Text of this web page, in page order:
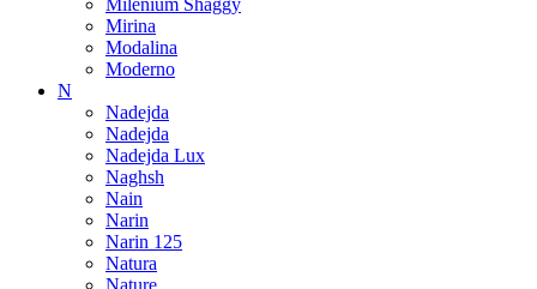
Milenium Shaggy
Mirina
Modalina
Moderno
N
Nadejda
Nadejda
Nadejda Lux
Naghsh
Nain
Narin
Narin 125
Natura